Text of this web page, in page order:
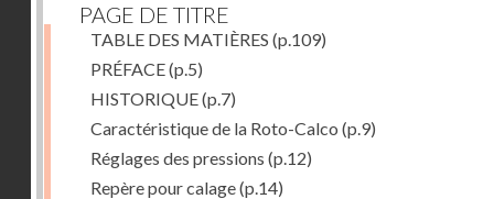
PAGE DE TITRE
TABLE DES MATIÈRES (p.109)
PRÉFACE(p.5)
HISTORIQUE(p.7)
Caractéristique de la Roto-Calco (p.9)
Réglages des pressions (p.12)
Repère pour calage(p.14)